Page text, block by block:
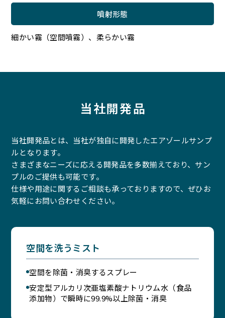
噴射形態
細かい霧（空間噴霧）、柔らかい霧
当社開発品
当社開発品とは、当社が独自に開発したエアゾールサンプ
ルとなります。
さまざまなニーズに応える開発品を多数揃えており、サン
プルのご提供も可能です。
仕様や用途に関するご相談も承っておりますので、ぜひお
気軽にお問い合わせください。
空間を洗うミスト
空間を除菌・消臭するスプレー
安定型アルカリ次亜塩素酸ナトリウム水（食品
添加物）で瞬時に99.9%以上除菌・消臭